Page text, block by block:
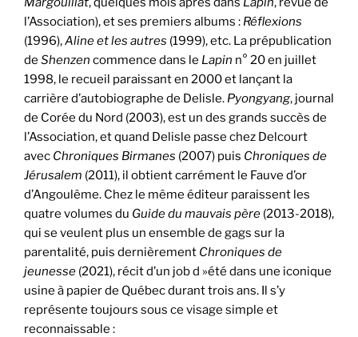
l’Association), et ses premiers albums : Réflexions
(1996),Aline et les autres (1999), etc. La prépublication
de Shenzen commence dans le Lapin n° 20 en juillet
1998, le recueil paraissant en 2000 et lançant la
carrière d’autobiographe de Delisle. Pyongyang, journal
de Corée du Nord (2003), est un des grands succès de
l’Association, et quand Delisle passe chez Delcourt
avec Chroniques Birmanes (2007) puis Chroniques de
Jérusalem (2011), il obtient carrément le Fauve d’or
d’Angoulême. Chez le même éditeur paraissent les
quatre volumes du Guide du mauvais père (2013-2018),
qui se veulent plus un ensemble de gags sur la
parentalité, puis dernièrement Chroniques de
jeunesse (2021), récit d’un job d »été dans une iconique
usine à papier de Québec durant trois ans. Il s’y
représente toujours sous ce visage simple et
reconnaissable :